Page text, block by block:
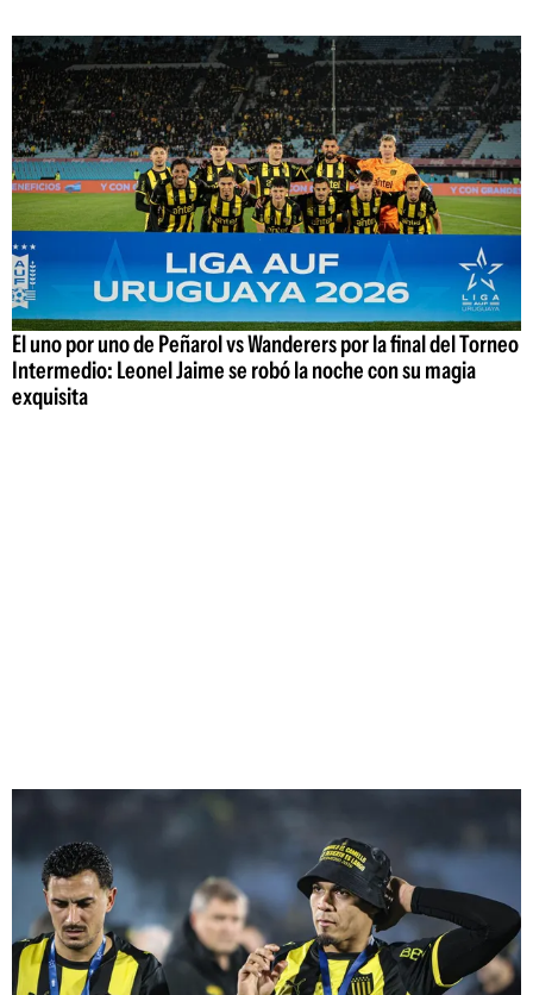
El uno por uno de Peñarol vs Wanderers por la final del Torneo
Intermedio: Leonel Jaime se robó la noche con su magia
exquisita